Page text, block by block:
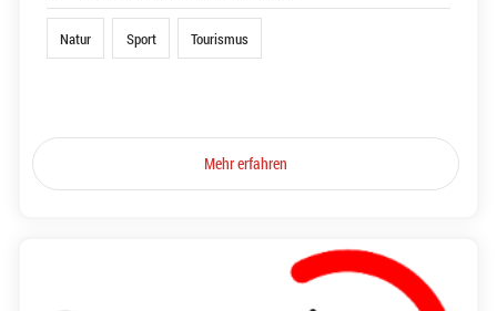
Natur Sport Tourismus
Mehr erfahren